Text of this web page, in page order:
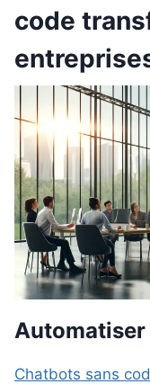
code
Chatbots sans